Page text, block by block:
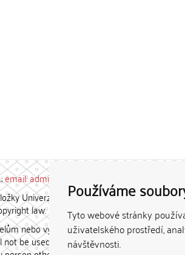
Používáme
Tyto webové stránky
uživatelského prostředí,
návštěvnosti.
email: admin-repozitar [at] cuni.cz
Univerzity Karlovy. / Each constituent
law.
nebo vydávány za studijní, vědeckou
be used for any commercial purposes